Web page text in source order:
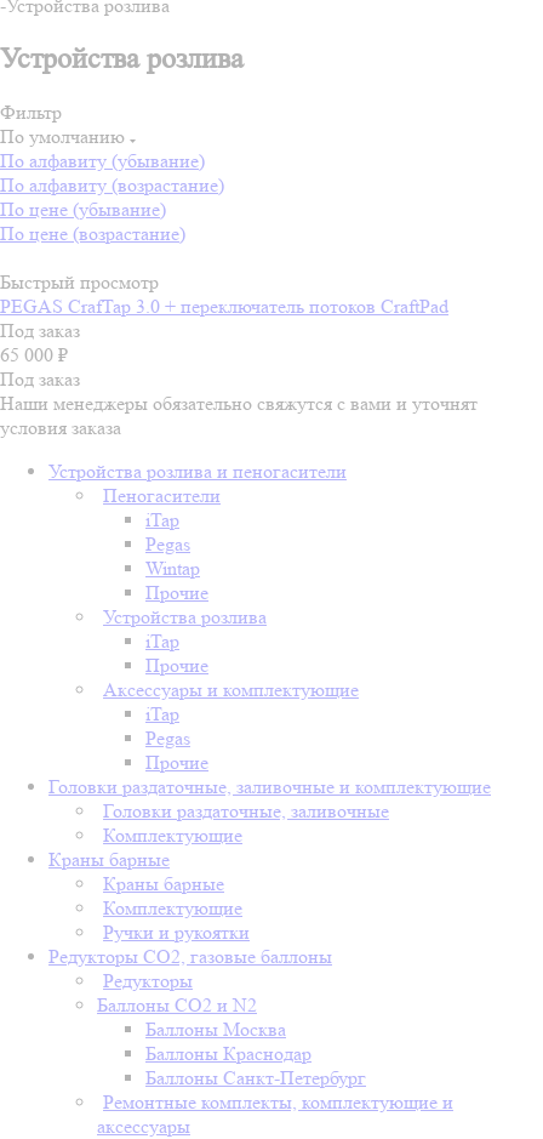
-Устройства розлива
Устройства розлива
Фильтр
По умолчанию
По алфавиту (убывание)
По алфавиту (возрастание)
По цене (убывание)
По цене (возрастание)
Быстрый просмотр
PEGAS CrafTap 3.0 + переключатель потоков CraftPad
Под заказ
65 000 ₽
Под заказ
Наши менеджеры обязательно свяжутся с вами и уточнят
условия заказа
Устройства розлива и пеногасители
Пеногасители
iTap
Pegas
Wintap
Прочие
Устройства розлива
iTap
Прочие
Аксессуары и комплектующие
iTap
Pegas
Прочие
Головки раздаточные, заливочные и комплектующие
Головки раздаточные, заливочные
Комплектующие
Краны барные
Краны барные
Комплектующие
Ручки и рукоятки
Редукторы СО2, газовые баллоны
Редукторы
Баллоны СО2 и N2
Баллоны Москва
Баллоны Краснодар
Баллоны Санкт-Петербург
Ремонтные комплекты, комплектующие и
аксессуары